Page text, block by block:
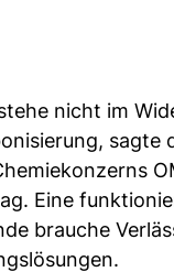
nicht im
sagte
Eine
brauche